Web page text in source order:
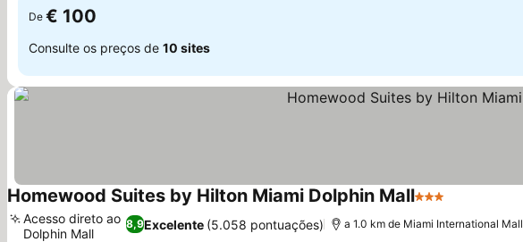
De € 100
Consulte os preços de 10 sites
Homewood Suites by Hilton Miami Dolphin Mall3 Estrelas
8,9Excelente (5.058 pontuações)
Acesso direto ao
Dolphin Mall
a 1.0 km de Miami International Mall